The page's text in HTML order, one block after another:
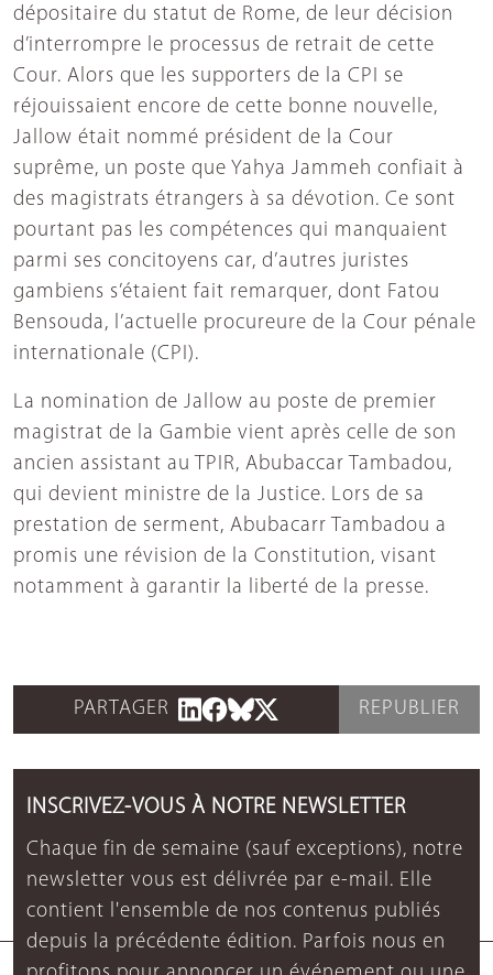
dépositaire du statut de Rome, de leur décision
d’interrompre le processus de retrait de cette
Cour. Alors que les supporters de la CPI se
réjouissaient encore de cette bonne nouvelle,
Jallow était nommé président de la Cour
suprême, un poste que Yahya Jammeh confiait à
des magistrats étrangers à sa dévotion. Ce sont
pourtant pas les compétences qui manquaient
parmi ses concitoyens car, d’autres juristes
gambiens s’étaient fait remarquer, dont Fatou
Bensouda, l’actuelle procureure de la Cour pénale
internationale (CPI).
La nomination de Jallow au poste de premier
magistrat de la Gambie vient après celle de son
ancien assistant au TPIR, Abubaccar Tambadou,
qui devient ministre de la Justice. Lors de sa
prestation de serment, Abubacarr Tambadou a
promis une révision de la Constitution, visant
notamment à garantir la liberté de la presse.
PARTAGER REPUBLIER
INSCRIVEZ-VOUS À NOTRE NEWSLETTER
Chaque fin de semaine (sauf exceptions), notre
newsletter vous est délivrée par e-mail. Elle
contient l'ensemble de nos contenus publiés
depuis la précédente édition. Parfois nous en